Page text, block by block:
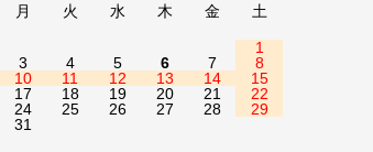
月 火 水 木 金 土
1
3 4 5 6 7
8
10 11 12 13 14
15
17 18 19 20 21
22
24 25 26 27 28
29
31